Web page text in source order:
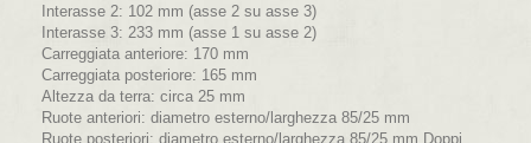
Interasse 2: 102 mm (asse 2 su asse 3)
Interasse 3: 233 mm (asse 1 su asse 2)
Carreggiata anteriore: 170 mm
Carreggiata posteriore: 165 mm
Altezza da terra: circa 25 mm
Ruote anteriori: diametro esterno/larghezza 85/25 mm
Ruote posteriori: diametro esterno/larghezza 85/25 mm Doppi